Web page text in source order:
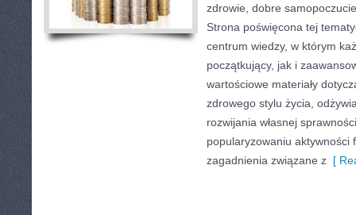
zdrowie, dobre
Strona poświęcona tej
centrum wiedzy, w którym
początkujący, jak i
wartościowe materiały
zdrowego stylu życia,
rozwijania własnej
popularyzowaniu aktywności
zagadnienia związane z [